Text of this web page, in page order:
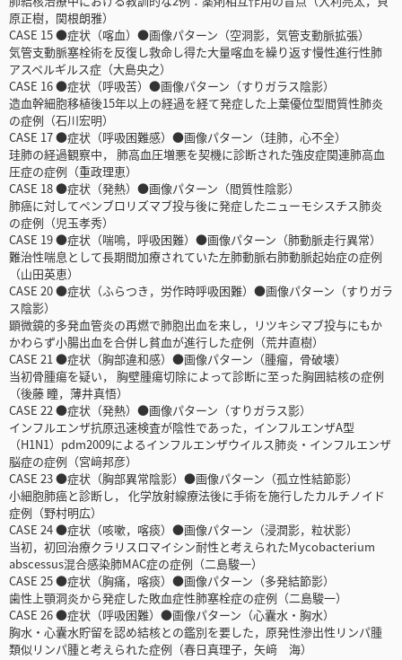
原正樹，関根朗雅）
CASE 15 ●症状（喀血）●画像パターン（空洞影，気管支動脈拡張）
気管支動脈塞栓術を反復し救命し得た大量喀血を繰り返す慢性進行性肺
アスペルギルス症（大島央之）
CASE 16 ●症状（呼吸苦）●画像パターン（すりガラス陰影）
造血幹細胞移植後15年以上の経過を経て発症した上葉優位型間質性肺炎
の症例（石川宏明）
CASE 17 ●症状（呼吸困難感）●画像パターン（珪肺，心不全）
珪肺の経過観察中， 肺高血圧増悪を契機に診断された強皮症関連肺高血
圧症の症例（重政理恵）
CASE 18 ●症状（発熱）●画像パターン（間質性陰影）
肺癌に対してペンブロリズマブ投与後に発症したニューモシスチス肺炎
の症例（児玉孝秀）
CASE 19 ●症状（喘鳴，呼吸困難）●画像パターン（肺動脈走行異常）
難治性喘息として長期間加療されていた左肺動脈右肺動脈起始症の症例
（山田英恵）
CASE 20 ●症状（ふらつき，労作時呼吸困難）●画像パターン（すりガラ
ス陰影）
顕微鏡的多発血管炎の再燃で肺胞出血を来し，リツキシマブ投与にもか
かわらず小腸出血を合併し貧血が進行した症例（荒井直樹）
CASE 21 ●症状（胸部違和感）●画像パターン（腫瘤，骨破壊）
当初骨腫瘍を疑い， 胸壁腫瘍切除によって診断に至った胸囲結核の症例
（後藤 瞳，薄井真悟）
CASE 22 ●症状（発熱）●画像パターン（すりガラス影）
インフルエンザ抗原迅速検査が陰性であった，インフルエンザA型
（H1N1）pdm2009によるインフルエンザウイルス肺炎・インフルエンザ
脳症の症例（宮﨑邦彦）
CASE 23 ●症状（胸部異常陰影）●画像パターン（孤立性結節影）
小細胞肺癌と診断し， 化学放射線療法後に手術を施行したカルチノイド
症例（野村明広）
CASE 24 ●症状（咳嗽，喀痰）●画像パターン（浸潤影，粒状影）
当初，初回治療クラリスロマイシン耐性と考えられたMycobacterium
abscessus混合感染肺MAC症の症例（二島駿一）
CASE 25 ●症状（胸痛，喀痰）●画像パターン（多発結節影）
歯性上顎洞炎から発症した敗血症性肺塞栓症の症例（二島駿一）
CASE 26 ●症状（呼吸困難）●画像パターン（心囊水・胸水）
胸水・心囊水貯留を認め結核との鑑別を要した，原発性滲出性リンパ腫
類似リンパ腫と考えられた症例（春日真理子，矢﨑 海）